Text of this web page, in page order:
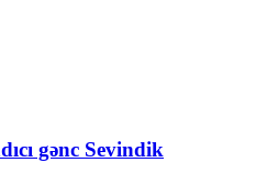
gənc Sevindik